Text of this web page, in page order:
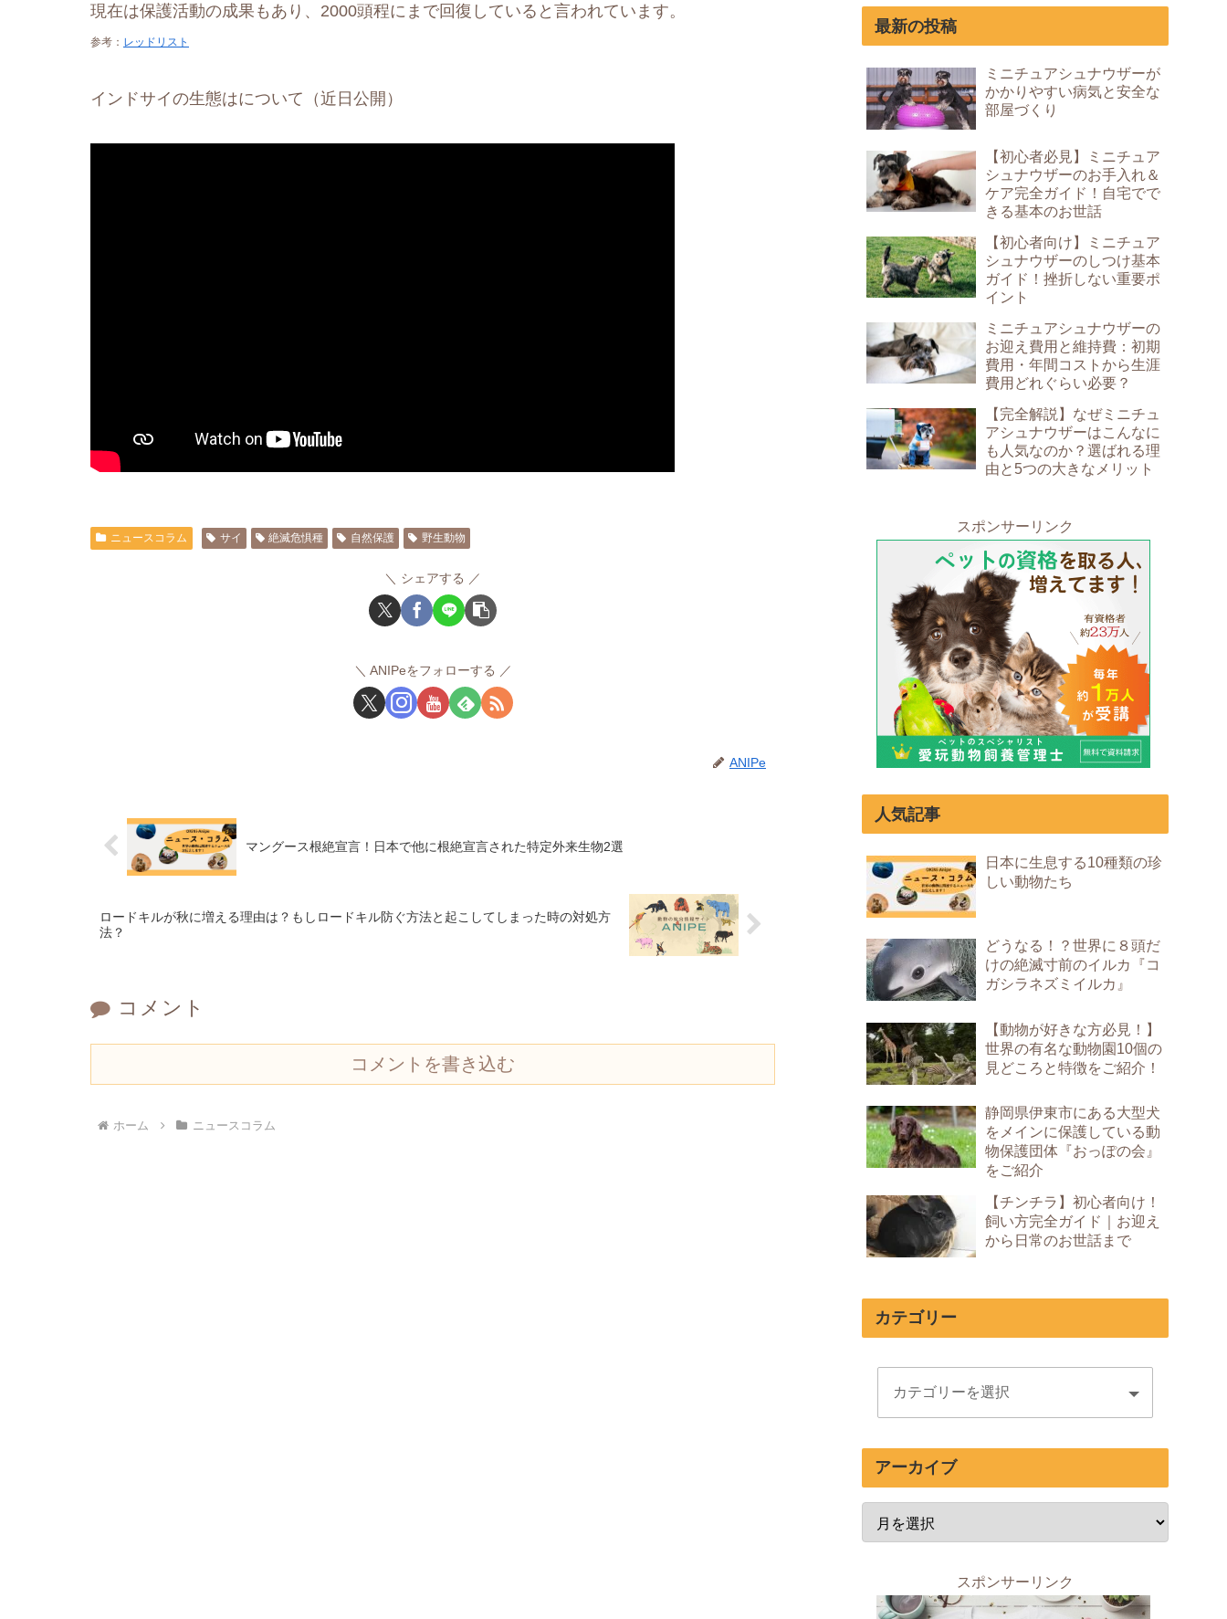
現在は保護活動の成果もあり、2000頭程にまで回復していると言われています。
参考： レッドリスト
インドサイの生態はについて（近日公開）
ニュースコラム サイ 絶滅危惧種 自然保護 野生動物
シェアする
ANIPeをフォローする
ANIPe
マングース根絶宣言！日本で他に根絶宣言された特定外来生物2選
ロードキルが秋に増える理由は？もしロードキル防ぐ方法と起こしてしまった時の対処方
法？
コメント
コメントを書き込む
ホーム ニュースコラム
最新の投稿
ミニチュアシュナウザーが
かかりやすい病気と安全な
部屋づくり
【初心者必見】ミニチュア
シュナウザーのお手入れ＆
ケア完全ガイド！自宅でで
きる基本のお世話
【初心者向け】ミニチュア
シュナウザーのしつけ基本
ガイド！挫折しない重要ポ
イント
ミニチュアシュナウザーの
お迎え費用と維持費：初期
費用・年間コストから生涯
費用どれぐらい必要？
【完全解説】なぜミニチュ
アシュナウザーはこんなに
も人気なのか？選ばれる理
由と5つの大きなメリット
スポンサーリンク
人気記事
日本に生息する10種類の珍
しい動物たち
どうなる！？世界に８頭だ
けの絶滅寸前のイルカ『コ
ガシラネズミイルカ』
【動物が好きな方必見！】
世界の有名な動物園10個の
見どころと特徴をご紹介！
静岡県伊東市にある大型犬
をメインに保護している動
物保護団体『おっぽの会』
をご紹介
【チンチラ】初心者向け！
飼い方完全ガイド｜お迎え
から日常のお世話まで
カテゴリー
アーカイブ
スポンサーリンク